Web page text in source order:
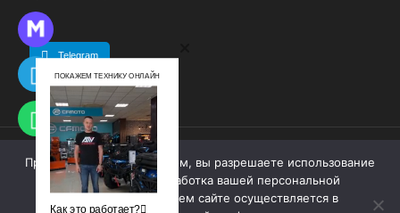
Telegram
© 2009—2025. Квадропарк. Все права защищены.
Материалы, размещенные на сайте, не являются
публичной офертой. Для получения информации
Продолжая работу с сайтом, вы разрешаете использование
cookie-файлов. Обработка вашей персональной
информации на нашем сайте осуществляется в
ПОКАЖЕМ ТЕХНИКУ ОНЛАЙН
Как это работает?